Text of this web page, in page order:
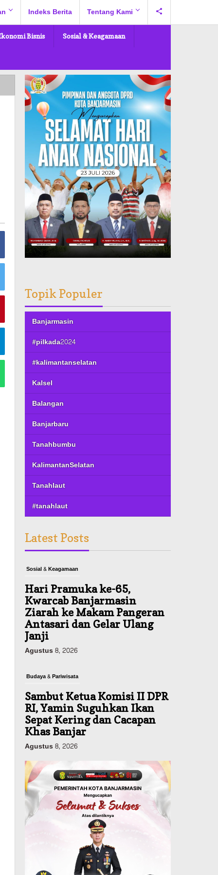
Indeks Berita Tentang Kami
Bisnis Sosial & Keagamaan
Topik Populer
Banjarmasin
#pilkada2024
#kalimantanselatan
Kalsel
Balangan
Banjarbaru
Tanahbumbu
KalimantanSelatan
Tanahlaut
#tanahlaut
Latest Posts
Sosial & Keagamaan
Hari Pramuka ke-65,
Kwarcab Banjarmasin
Ziarah ke Makam Pangeran
Antasari dan Gelar Ulang
Janji
Agustus 8, 2026
Budaya & Pariwisata
Sambut Ketua Komisi II DPR
RI, Yamin Suguhkan Ikan
Sepat Kering dan Cacapan
Khas Banjar
Agustus 8, 2026
Pemerintahan Sosial & Keagamaan
Banjarmasin Pilot Project
Perlinsos Digital, Target 30
Persen IKD Masih Jauh,
Komisi II DPR Turun
Agustus 7, 2026